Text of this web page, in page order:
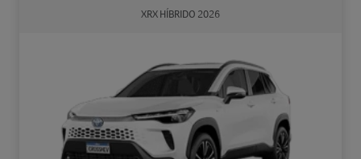
XRX HÍBRIDO 2026